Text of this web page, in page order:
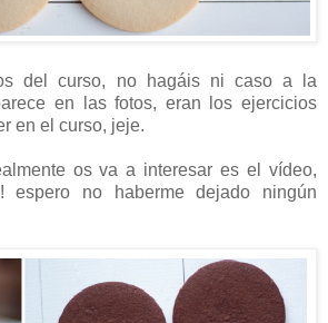
del curso, no hagáis ni caso a la
en las fotos, eran los ejercicios
en el curso, jeje.
os va a interesar es el vídeo,
espero no haberme dejado ningún